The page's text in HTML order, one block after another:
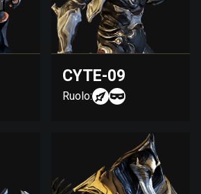
CYTE-09
Ruolo: